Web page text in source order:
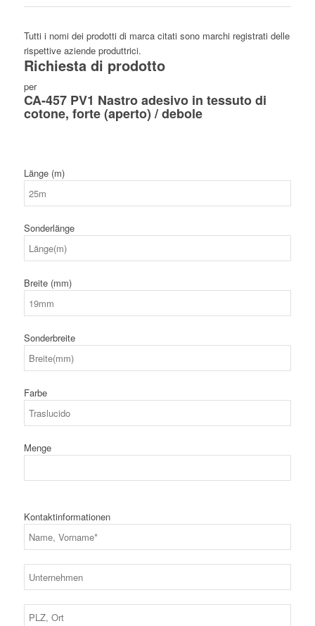
Tutti i nomi dei prodotti di marca citati sono marchi registrati delle
rispettive aziende produttrici.
Richiesta di prodotto
per
CA-457 PV1 Nastro adesivo in tessuto di
cotone, forte (aperto) / debole
Länge (m)
Sonderlänge
Breite (mm)
Sonderbreite
Farbe
Menge
Kontaktinformationen